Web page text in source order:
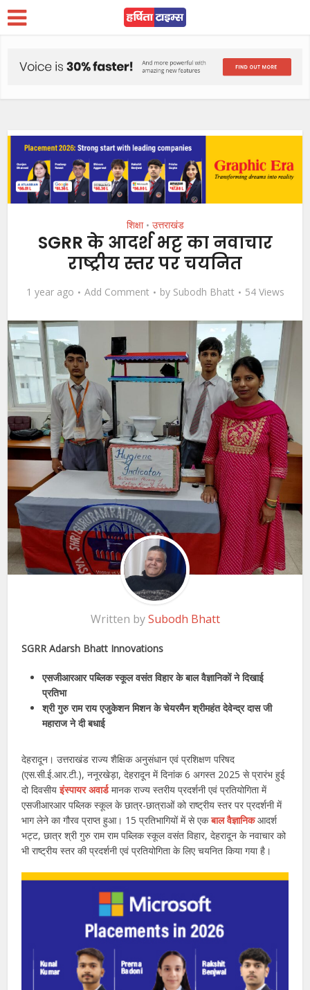
शिक्षा • उत्तराखंड
SGRR के आदर्श भट्ट का नवाचार
राष्ट्रीय स्तर पर चयनित
1 year ago Add Comment by Subodh Bhatt 54 Views
Written bySubodh Bhatt
SGRR Adarsh Bhatt Innovations
एसजीआरआर पब्लिक स्कूल वसंत विहार के बाल वैज्ञानिकों ने दिखाई
प्रतिभा
श्री गुरु राम राय एजुकेशन मिशन के चेयरमैन श्रीमहंत देवेन्द्र दास जी
महाराज ने दी बधाई
देहरादून। उत्तराखंड राज्य शैक्षिक अनुसंधान एवं प्रशिक्षण परिषद
(एस.सी.ई.आर.टी.), ननूरखेड़ा, देहरादून में दिनांक 6 अगस्त 2025 से प्रारंभ हुई
दो दिवसीयइंस्पायर अवार्डमानक राज्य स्तरीय प्रदर्शनी एवं प्रतियोगिता में
एसजीआरआर पब्लिक स्कूल के छात्र-छात्राओं को राष्ट्रीय स्तर पर प्रदर्शनी में
भाग लेने का गौरव प्राप्त हुआ। 15 प्रतिभागियों में से एकबाल वैज्ञानिकआदर्श
भट्ट, छात्र श्री गुरु राम राम पब्लिक स्कूल वसंत विहार, देहरादून के नवाचार को
भी राष्ट्रीय स्तर की प्रदर्शनी एवं प्रतियोगिता के लिए चयनित किया गया है।